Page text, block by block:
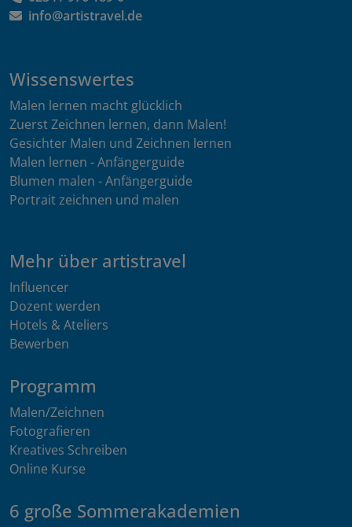
info@artistravel.de
Wissenswertes
Malen lernen macht glücklich
Zuerst Zeichnen lernen, dann Malen!
Gesichter Malen und Zeichnen lernen
Malen lernen - Anfängerguide
Blumen malen - Anfängerguide
Portrait zeichnen und malen
Mehr über artistravel
Influencer
Dozent werden
Hotels & Ateliers
Bewerben
Programm
Malen/Zeichnen
Fotografieren
Kreatives Schreiben
Online Kurse
6 große Sommerakademien